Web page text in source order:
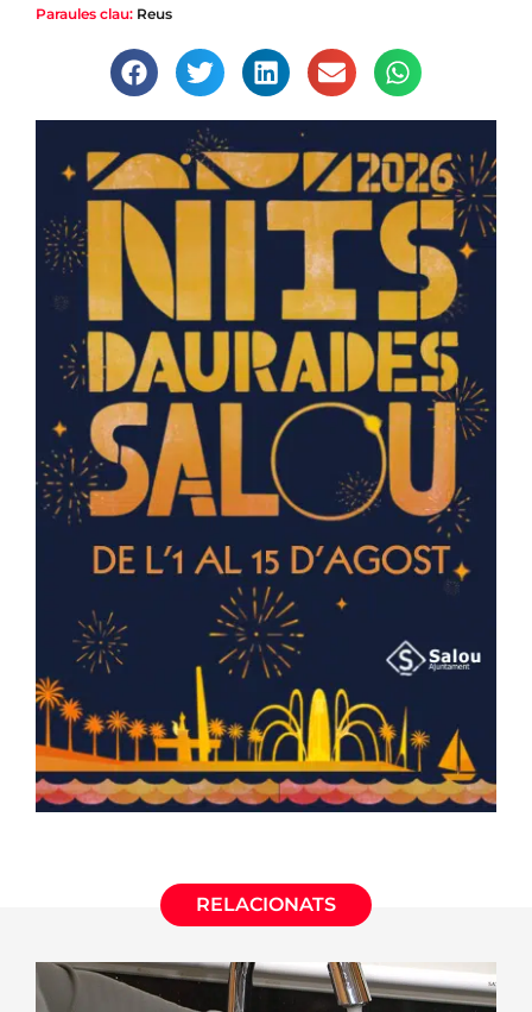
Paraules clau: Reus
RELACIONATS